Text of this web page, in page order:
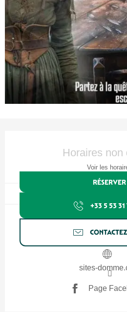
Horaires non
Voir les
RÉSERVER
+33 5 53 31
sites-
Page